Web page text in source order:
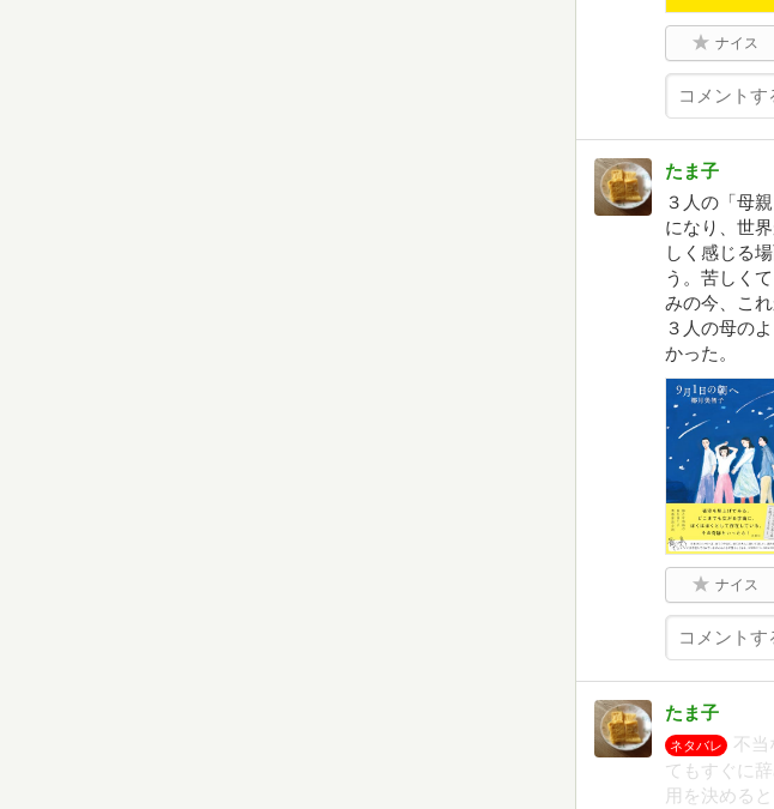
ナイス
たま子
３人の「母
になり、世
しく感じる
う。苦しく
みの今、こ
３人の母の
かった。
ナイス
たま子
ネタバレ
不当
てもすぐに
用を決める